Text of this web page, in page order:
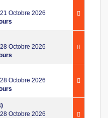
Octobre 2026
Octobre 2026
Octobre 2026
Octobre 2026